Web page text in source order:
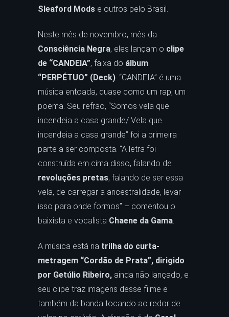
Sleaford Mods e outros pelo Brasil.
Neste mês de novembro, mês da
Consciência Negra, eles lançam o clipe
de “CANDEIA”, faixa do álbum
“PERPÉTUO” (Deck). “CANDEIA” é uma
música entoada, quase como um rap, um
poema. Seu refrão, “Somos vela que
incendeia a casa grande/ Vela que
incendeia a casa grande” foi a primeira
parte a ser composta. “A letra foi
construída em cima disso, falando de
revoluções pretas, falando de ser essa
vela, de carregar a ancestralidade, levar
isso para onde formos” – comentou o
baixista e vocalista Chaene da Gama.
A música está na trilha do curta-
metragem “Cordão de Prata”, dirigido
por Getúlio Ribeiro, ainda não lançado, e
seu clipe traz imagens desse filme e
também da banda tocando ao redor de